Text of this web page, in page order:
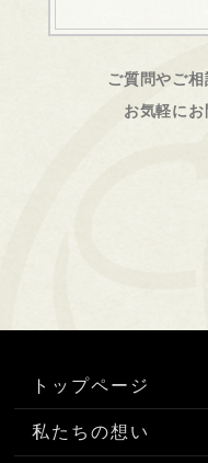
ご質問やご相
お気軽にお
トップページ
私たちの想い